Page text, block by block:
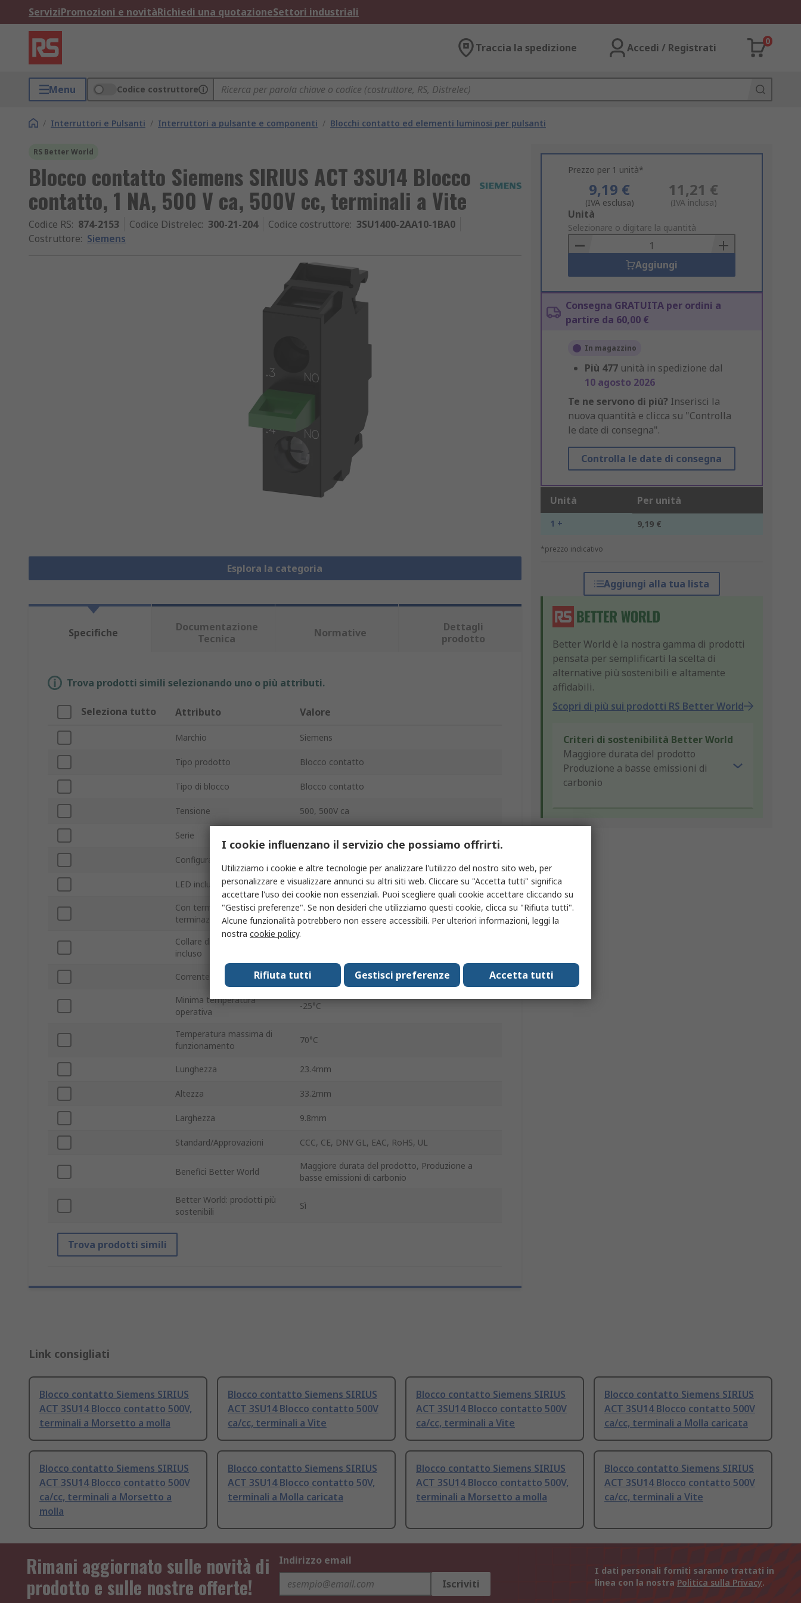
ServiziPromozioni e novitàRichiedi una quotazioneSettori industriali
Traccia la spedizione Accedi / Registrati
0
Menu Codice costruttore
/ Interruttori e Pulsanti / Interruttori a pulsante e componenti / Blocchi contatto ed elementi luminosi per pulsanti
RS Better World
Blocco contatto Siemens SIRIUS ACT 3SU14 Blocco
contatto, 1 NA, 500 V ca, 500V cc, terminali a Vite
Codice RS: 874-2153 Codice Distrelec: 300-21-204 Codice costruttore: 3SU1400-2AA10-1BA0
Costruttore: Siemens
Esplora la categoria
Prezzo per 1 unità*
9,19 €
(IVA esclusa)
11,21 €
(IVA inclusa)
Add
to
Basket
Unità
Selezionare o digitare la quantità
Aggiungi
Consegna GRATUITA per ordini a
partire da 60,00 €
In magazzino
Più 477 unità in spedizione dal
10 agosto 2026
Te ne servono di più? Inserisci la
nuova quantità e clicca su "Controlla
le date di consegna".
Controlla le date di consegna
Unità Per unità
1 + 9,19 €
*prezzo indicativo
Aggiungi alla tua lista
Better World è la nostra gamma di prodotti
pensata per semplificarti la scelta di
alternative più sostenibili e altamente
affidabili.
Scopri di più sui prodotti RS Better World
Criteri di sostenibilità Better World
Maggiore durata del prodotto
Produzione a basse emissioni di
carbonio
Specifiche
Documentazione
Tecnica
Normative
Dettagli
prodotto
Trova prodotti simili selezionando uno o più attributi.
Seleziona tutto Attributo Valore
Marchio Siemens
Tipo prodotto Blocco contatto
Tipo di blocco Blocco contatto
Tensione 500, 500V ca
Serie
Configurazione contatto
LED inclusi No
Con terminazione/senza
terminazione
Vite
Collare di fissaggio/corpo
incluso
Corrente nominale 10A
Minima temperatura
operativa
-25°C
Temperatura massima di
funzionamento
70°C
Lunghezza 23.4mm
Altezza 33.2mm
Larghezza 9.8mm
Standard/Approvazioni CCC, CE, DNV GL, EAC, RoHS, UL
Benefici Better World
Maggiore durata del prodotto, Produzione a
basse emissioni di carbonio
Better World: prodotti più
sostenibili
Sì
Trova prodotti simili
Link consigliati
Blocco contatto Siemens SIRIUS
ACT 3SU14 Blocco contatto 500V,
terminali a Morsetto a molla
Blocco contatto Siemens SIRIUS
ACT 3SU14 Blocco contatto 500V
ca/cc, terminali a Vite
Blocco contatto Siemens SIRIUS
ACT 3SU14 Blocco contatto 500V
ca/cc, terminali a Vite
Blocco contatto Siemens SIRIUS
ACT 3SU14 Blocco contatto 500V
ca/cc, terminali a Molla caricata
Blocco contatto Siemens SIRIUS
ACT 3SU14 Blocco contatto 500V
ca/cc, terminali a Morsetto a
molla
Blocco contatto Siemens SIRIUS
ACT 3SU14 Blocco contatto 50V,
terminali a Molla caricata
Blocco contatto Siemens SIRIUS
ACT 3SU14 Blocco contatto 500V,
terminali a Morsetto a molla
Blocco contatto Siemens SIRIUS
ACT 3SU14 Blocco contatto 500V
ca/cc, terminali a Vite
Rimani aggiornato sulle novità di
prodotto e sulle nostre offerte!
Indirizzo email
Iscriviti
I dati personali forniti saranno trattati in
linea con la nostra Politica sulla Privacy.
I cookie influenzano il servizio che possiamo offrirti.
Utilizziamo i cookie e altre tecnologie per analizzare l'utilizzo del nostro sito web, per
personalizzare e visualizzare annunci su altri siti web. Cliccare su "Accetta tutti" significa
accettare l'uso dei cookie non essenziali. Puoi scegliere quali cookie accettare cliccando su
"Gestisci preferenze". Se non desideri che utilizziamo questi cookie, clicca su "Rifiuta tutti".
Alcune funzionalità potrebbero non essere accessibili. Per ulteriori informazioni, leggi la
nostra cookie policy.
Accetta tutti
Gestisci preferenze
Rifiuta tutti